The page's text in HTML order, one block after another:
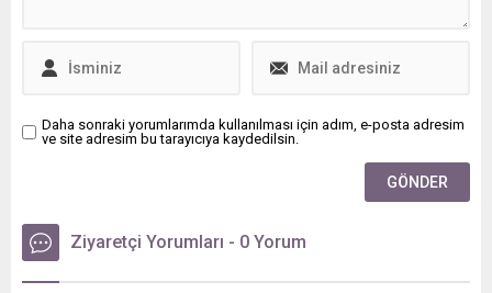
Daha sonraki yorumlarımda kullanılması için adım, e-posta adresim
ve site adresim bu tarayıcıya kaydedilsin.
Ziyaretçi Yorumları - 0 Yorum